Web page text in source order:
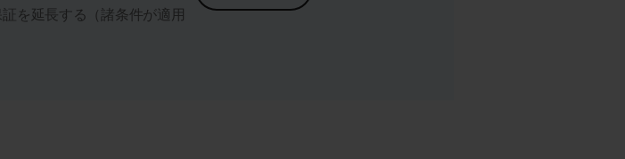
を延長する（諸条件が適用